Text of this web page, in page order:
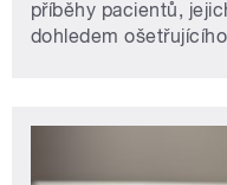
příběhy pacientů,
dohledem